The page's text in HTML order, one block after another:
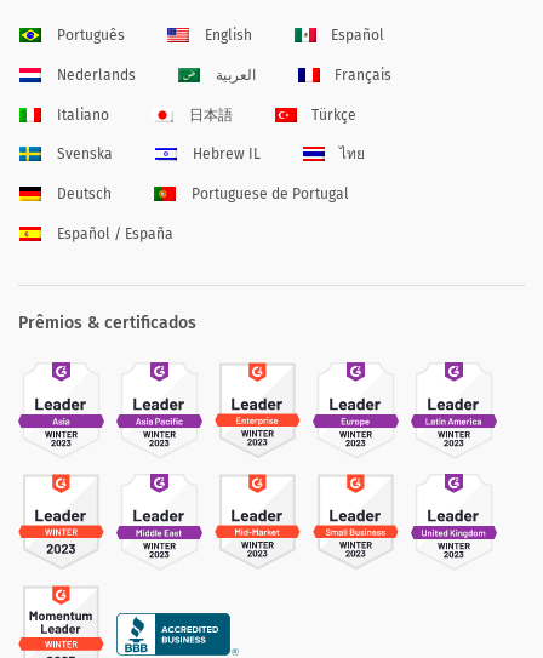
Português English Español
Nederlands العربية Français
Italiano 日本語 Türkçe
Svenska Hebrew IL ไทย
Deutsch Portuguese de Portugal
Español / España
Prêmios & certificados